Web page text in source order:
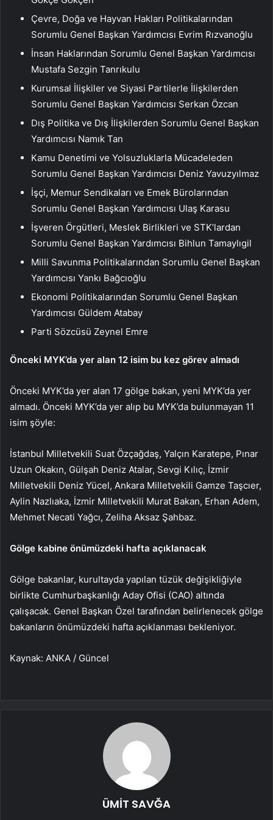
Çevre, Doğa ve Hayvan Hakları Politikalarından
Sorumlu Genel Başkan Yardımcısı Evrim Rızvanoğlu
İnsan Haklarından Sorumlu Genel Başkan Yardımcısı
Mustafa Sezgin Tanrıkulu
Kurumsal İlişkiler ve Siyasi Partilerle İlişkilerden
Sorumlu Genel Başkan Yardımcısı Serkan Özcan
Dış Politika ve Dış İlişkilerden Sorumlu Genel Başkan
Yardımcısı Namık Tan
Kamu Denetimi ve Yolsuzluklarla Mücadeleden
Sorumlu Genel Başkan Yardımcısı Deniz Yavuzyılmaz
İşçi, Memur Sendikaları ve Emek Bürolarından
Sorumlu Genel Başkan Yardımcısı Ulaş Karasu
İşveren Örgütleri, Meslek Birlikleri ve STK’lardan
Sorumlu Genel Başkan Yardımcısı Bihlun Tamaylıgil
Milli Savunma Politikalarından Sorumlu Genel Başkan
Yardımcısı Yankı Bağcıoğlu
Ekonomi Politikalarından Sorumlu Genel Başkan
Yardımcısı Güldem Atabay
Parti Sözcüsü Zeynel Emre
Önceki MYK’da yer alan 12 isim bu kez görev almadı
Önceki MYK’da yer alan 17 gölge bakan, yeni MYK’da yer
almadı. Önceki MYK’da yer alıp bu MYK’da bulunmayan 11
isim şöyle:
İstanbul Milletvekili Suat Özçağdaş, Yalçın Karatepe, Pınar
Uzun Okakın, Gülşah Deniz Atalar, Sevgi Kılıç, İzmir
Milletvekili Deniz Yücel, Ankara Milletvekili Gamze Taşcıer,
Aylin Nazlıaka, İzmir Milletvekili Murat Bakan, Erhan Adem,
Mehmet Necati Yağcı, Zeliha Aksaz Şahbaz.
Gölge kabine önümüzdeki hafta açıklanacak
Gölge bakanlar, kurultayda yapılan tüzük değişikliğiyle
birlikte Cumhurbaşkanlığı Aday Ofisi (CAO) altında
çalışacak. Genel Başkan Özel tarafından belirlenecek gölge
bakanların önümüzdeki hafta açıklanması bekleniyor.
Kaynak: ANKA / Güncel
ÜMİT SAVĞA